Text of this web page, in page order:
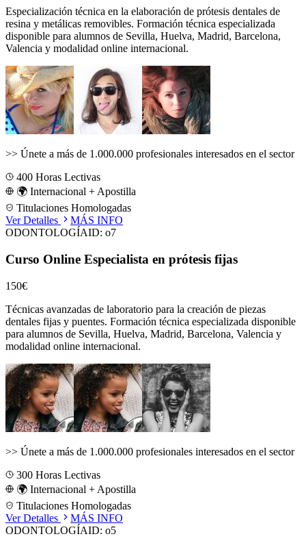
Especialización técnica en la elaboración de prótesis dentales de
resina y metálicas removibles. Formación técnica especializada
disponible para alumnos de Sevilla, Huelva, Madrid, Barcelona,
Valencia y modalidad online internacional.
>> Únete a más de 1.000.000 profesionales interesados en el sector
400 Horas Lectivas
🌍 Internacional + Apostilla
Titulaciones Homologadas
Ver Detalles
MÁS INFO
ODONTOLOGÍAID: o7
Curso Online Especialista en prótesis fijas
150€
Técnicas avanzadas de laboratorio para la creación de piezas
dentales fijas y puentes. Formación técnica especializada disponible
para alumnos de Sevilla, Huelva, Madrid, Barcelona, Valencia y
modalidad online internacional.
>> Únete a más de 1.000.000 profesionales interesados en el sector
300 Horas Lectivas
🌍 Internacional + Apostilla
Titulaciones Homologadas
Ver Detalles
MÁS INFO
ODONTOLOGÍAID: o5